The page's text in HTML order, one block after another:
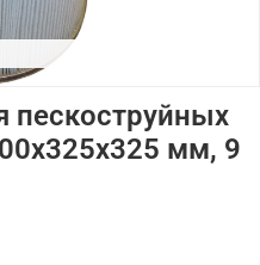
пескоструйных
мм, 9